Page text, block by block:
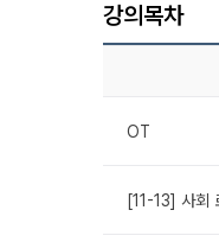
강의목차
OT
[11-13] 사회